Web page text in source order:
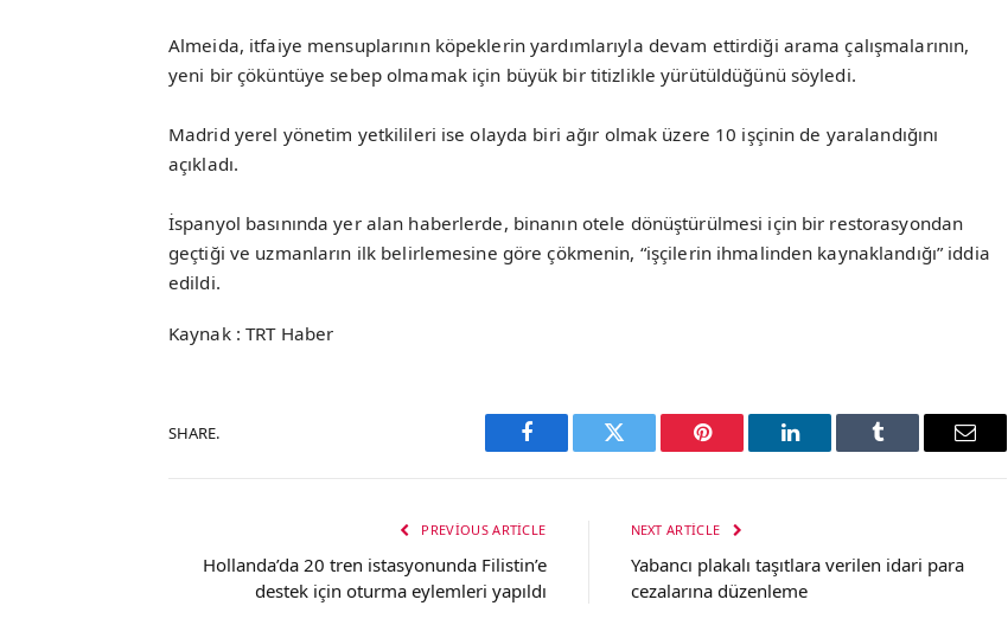
Almeida, itfaiye mensuplarının köpeklerin yardımlarıyla devam ettirdiği arama çalışmalarının,
yeni bir çöküntüye sebep olmamak için büyük bir titizlikle yürütüldüğünü söyledi.
Madrid yerel yönetim yetkilileri ise olayda biri ağır olmak üzere 10 işçinin de yaralandığını
açıkladı.
İspanyol basınında yer alan haberlerde, binanın otele dönüştürülmesi için bir restorasyondan
geçtiği ve uzmanların ilk belirlemesine göre çökmenin, “işçilerin ihmalinden kaynaklandığı” iddia
edildi.
Kaynak : TRT Haber
SHARE.
Facebook Twitter Pinterest LinkedIn Tumblr Email
PREVIOUS ARTICLE
Hollanda’da 20 tren istasyonunda Filistin’e
destek için oturma eylemleri yapıldı
NEXT ARTICLE
Yabancı plakalı taşıtlara verilen idari para
cezalarına düzenleme